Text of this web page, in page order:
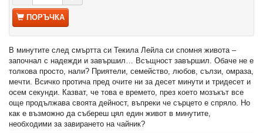
ПОРЪЧКА
В минутите след смъртта си Текила Лейла си спомня живота –
започнал с надежди и завършил… Всъщност завършил. Обаче не е
толкова просто, нали? Приятели, семейство, любов, сълзи, омраза,
мечти. Всичко протича пред очите ни за десет минути и тридесет и
осем секунди. Казват, че това е времето, през което мозъкът все
още продължава своята дейност, въпреки че сърцето е спряло. Но
как е възможно да събереш цял един живот в минутите,
необходими за завирането на чайник?